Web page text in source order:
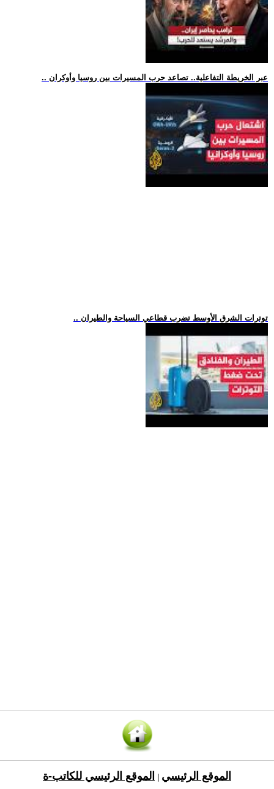
.. عبر الخريطة التفاعلية.. تصاعد حرب المسيرات بين روسيا وأوكران
.. توترات الشرق الأوسط تضرب قطاعي السياحة والطيران
الموقع الرئيسي الموقع الرئيسي للكاتب-ة